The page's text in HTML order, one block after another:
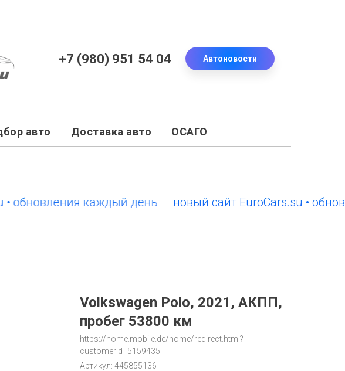
+7 (980) 951 54 04 Автоновости
авто Доставка авто ОСАГО
каждый день новый сайт EuroCars.su •
Volkswagen Polo, 2021, АКПП,
пробег 53800 км
https://home.mobile.de/home/redirect.html?
customerId=5159435
Артикул: 445855136